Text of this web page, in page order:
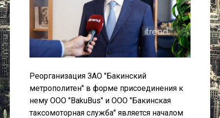
Литература
Актуально
Реорганизация ЗАО "Бакинский
метрополитен" в форме присоединения к
нему ООО "BakuBus" и ООО "Бакинская
таксомоторная служба" является началом